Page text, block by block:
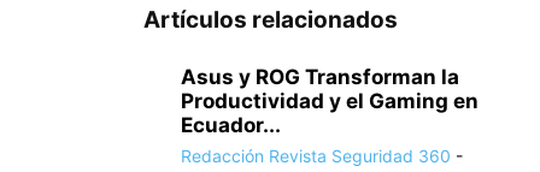
Artículos relacionados
Asus y ROG Transforman la
Productividad y el Gaming en
Ecuador...
Redacción Revista Seguridad 360 -